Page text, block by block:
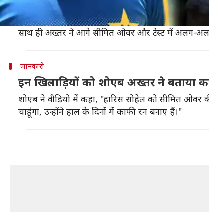
चाहिए।
अख्तर ने कहा, "सरफराज को कप्तानी देने का कोई मतलब
साथ ही अख्तर ने आगे सीमित ओवर और टेस्ट में अलग-अलग
जानकारी
इन खिलाड़ियों को शोएब अख्तर ने बताया
शोएब ने वीडियो में कहा, "हारिस सोहेल को सीमित
चाहूंगा, उन्होंने हाल के दिनों में काफी रन बनाए हैं।"